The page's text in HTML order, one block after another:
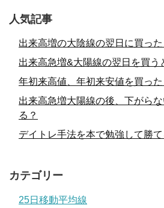
人気記事
出来高増の大陰線の翌日に買っ
出来高急増&大陽線の翌日を買う
年初来高値、年初来安値を買っ
出来高急増大陽線の後、下がら
る？
デイトレ手法を本で勉強して勝
カテゴリー
25日移動平均線